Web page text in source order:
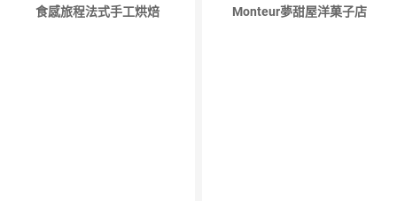
食感旅程法式手工烘焙 Monteur夢甜屋洋菓子店